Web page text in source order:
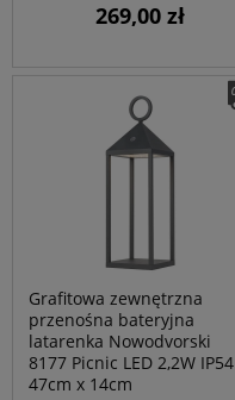
269,00 zł
Grafitowa zewnętrzna
przenośna bateryjna
latarenka Nowodvorski
8177 Picnic LED 2,2W IP54
47cm x 14cm